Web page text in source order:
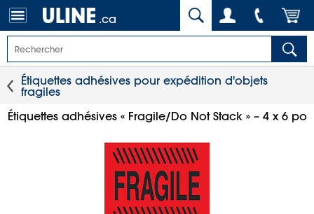
.ca
Étiquettes adhésives pour expédition d'objets
fragiles
Étiquettes adhésives « Fragile/Do Not Stack » – 4 x 6 po